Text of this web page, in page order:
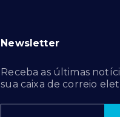
Newsletter
Receba as últimas
sua caixa de correio